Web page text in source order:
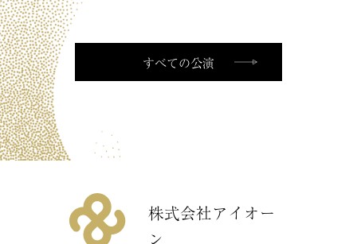
すべての公演
株式会社アイオー
ン